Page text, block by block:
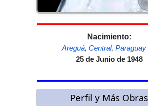
Nacimiento:
Areguá, Central, Paraguay
25 de Junio de 1948
Perfil y Más Obras